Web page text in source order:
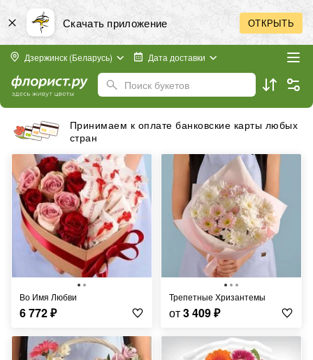
Скачать приложение ОТКРЫТЬ
Дзержинск (Беларусь) Дата доставки
Поиск букетов
Принимаем к оплате банковские карты любых
стран
Во Имя Любви
6 772₽
Трепетные Хризантемы
от3 409₽